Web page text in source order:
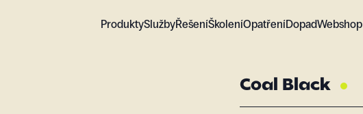
ProduktySlužbyŘešeníŠkoleníOpatřeníDopadWebshop
Coal Black